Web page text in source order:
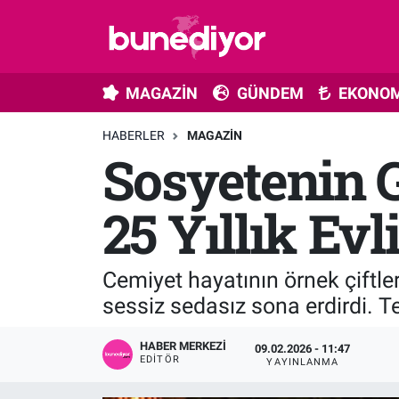
MAGAZİN GÜNDEM
HABERLER MAGAZIN
Sosyetenin
25 Yıllık
Cemiyet hayatının örnek
sessiz sedasız sona erdirdi.
HABER MERKEZI
EDITÖR
09.02.2026 - 11:47
YAYINLANMA
Diziler
Gündem
Magazin
GÜNDEM
EKONOMİ
TEKNOLOJİ
Trafik Durumu
Süper Lig Puan Durumu ve Fikstür
Tüm Manşetler
Son Dakika Haberleri